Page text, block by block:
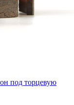
под торцевую